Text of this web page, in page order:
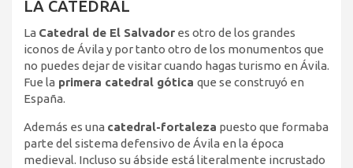
LA CATEDRAL
La Catedral de El Salvador es otro de los grandes
iconos de Ávila y por tanto otro de los monumentos que
no puedes dejar de visitar cuando hagas turismo en Ávila.
Fue la primera catedral gótica que se construyó en
España.
Además es una catedral-fortaleza puesto que formaba
parte del sistema defensivo de Ávila en la época
medieval. Incluso su ábside está literalmente incrustado